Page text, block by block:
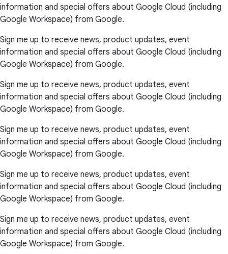
information and special offers about Google Cloud (including
Google Workspace) from Google.
Sign me up to receive news, product updates, event
information and special offers about Google Cloud (including
Google Workspace) from Google.
Sign me up to receive news, product updates, event
information and special offers about Google Cloud (including
Google Workspace) from Google.
Sign me up to receive news, product updates, event
information and special offers about Google Cloud (including
Google Workspace) from Google.
Sign me up to receive news, product updates, event
information and special offers about Google Cloud (including
Google Workspace) from Google.
Sign me up to receive news, product updates, event
information and special offers about Google Cloud (including
Google Workspace) from Google.